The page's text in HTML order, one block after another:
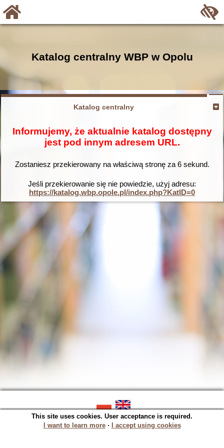
Katalog centralny WBP w Opolu
Katalog centralny
Informujemy, że aktualnie katalog dostępny
jest pod innym adresem URL.
Zostaniesz przekierowany na właściwą stronę za 6sekund.
Jeśli przekierowanie się nie powiedzie, użyj adresu:
https://katalog.wbp.opole.pl/index.php?KatID=0
SOWA OPAC v. 5.22.16 (2023-06-07)
Generated in 0,0169 s.
This site uses cookies. User acceptance is required.
I want to learn more∙ I accept using cookies